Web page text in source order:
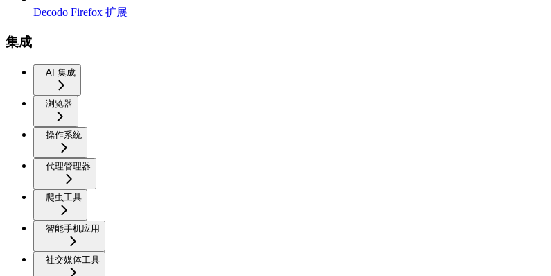
Decodo Firefox 扩展
集成
AI 集成
浏览器
操作系统
代理管理器
爬虫工具
智能手机应用
社交媒体工具